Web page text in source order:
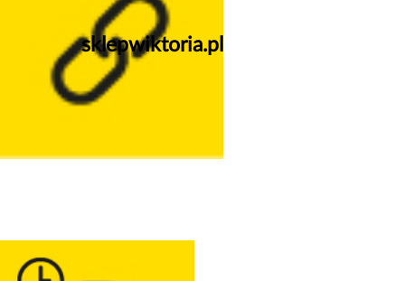
sklepwiktoria.pl